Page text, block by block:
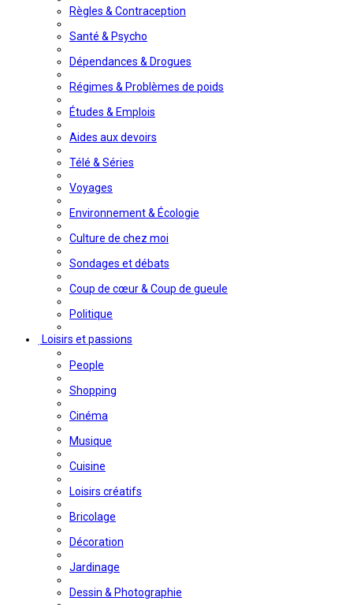
Règles & Contraception
Santé & Psycho
Dépendances & Drogues
Régimes & Problèmes de poids
Études & Emplois
Aides aux devoirs
Télé & Séries
Voyages
Environnement & Écologie
Culture de chez moi
Sondages et débats
Coup de cœur & Coup de gueule
Politique
Loisirs et passions
People
Shopping
Cinéma
Musique
Cuisine
Loisirs créatifs
Bricolage
Décoration
Jardinage
Dessin & Photographie